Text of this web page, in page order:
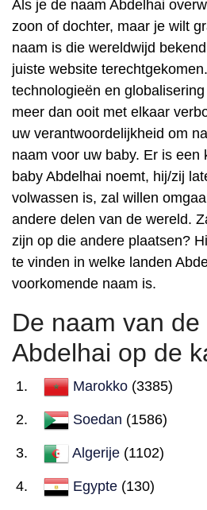
Als je de naam Abdelhai
zoon of dochter, maar je wilt
naam is die wereldwijd
juiste website
technologieën en
meer dan ooit met elkaar
uw verantwoordelijkheid om
naam voor uw baby. Er is een
baby Abdelhai noemt, hij/zij
volwassen is, zal willen
andere delen van de wereld.
zijn op die andere plaatsen?
te vinden in welke landen
voorkomende naam is.
De naam van de
Abdelhai op de
Marokko (3385)
Soedan (1586)
Algerije (1102)
Egypte (130)